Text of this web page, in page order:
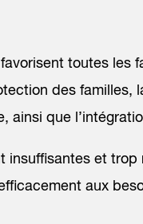
toutes les
des
ainsi que
insuffisantes et
aux